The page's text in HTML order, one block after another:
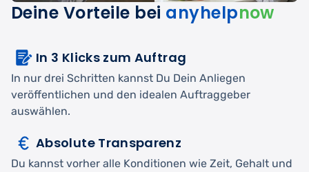
Deine Vorteile bei anyhelpnow
In 3 Klicks zum Auftrag
In nur drei Schritten kannst Du Dein Anliegen
veröffentlichen und den idealen Auftraggeber
auswählen.
Absolute Transparenz
Du kannst vorher alle Konditionen wie Zeit, Gehalt und